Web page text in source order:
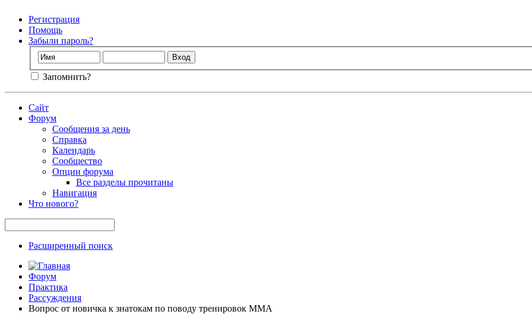
Регистрация
Помощь
Забыли пароль?
Запомнить?
Сайт
Форум
Сообщения за день
Справка
Календарь
Сообщество
Опции форума
Все разделы прочитаны
Навигация
Что нового?
Расширенный поиск
Форум
Практика
Рассуждения
Вопрос от новичка к знатокам по поводу тренировок ММА